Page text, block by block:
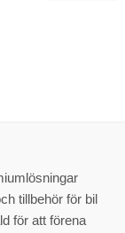
tillbehör för bil
för att förena